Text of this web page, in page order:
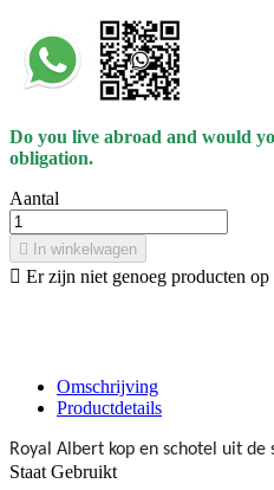
Do you live abroad and would
obligation.
Aantal
 In winkelwagen
 Er zijn niet genoeg producten op
Omschrijving
Productdetails
Royal Albert kop en schotel uit
StaatGebruikt